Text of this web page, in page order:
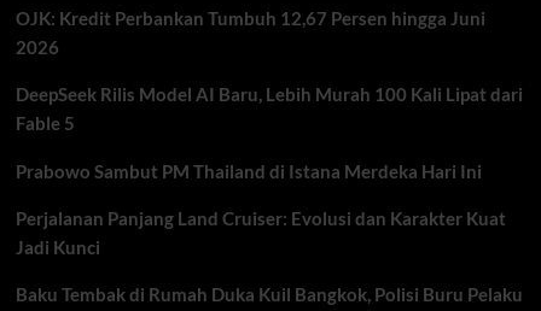
Ancaman
OJK: Kredit Perbankan Tumbuh 12,67 Persen hingga Juni
2026
DeepSeek Rilis Model AI Baru, Lebih Murah 100 Kali Lipat dari
Fable 5
Prabowo Sambut PM Thailand di Istana Merdeka Hari Ini
Perjalanan Panjang Land Cruiser: Evolusi dan Karakter Kuat
Jadi Kunci
Baku Tembak di Rumah Duka Kuil Bangkok, Polisi Buru Pelaku